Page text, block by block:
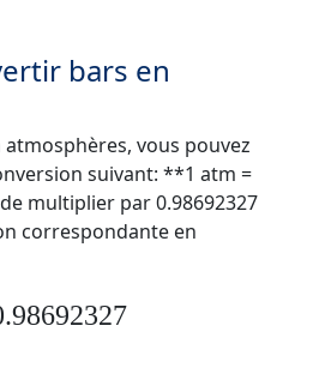
bars en
vous pouvez
suivant: **1 atm =
multiplier par 0.98692327
correspondante en